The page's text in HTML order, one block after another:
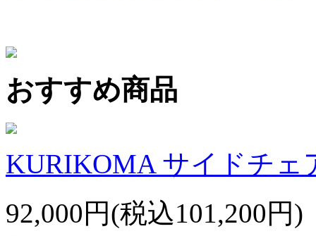
おすすめ商品
KURIKOMA サイドチェ
92,000円(税込101,200円)